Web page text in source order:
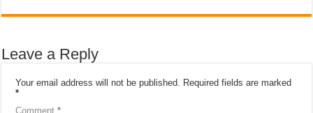
Leave a Reply
Your email address will not be published. Required fields are marked
*
Comment*